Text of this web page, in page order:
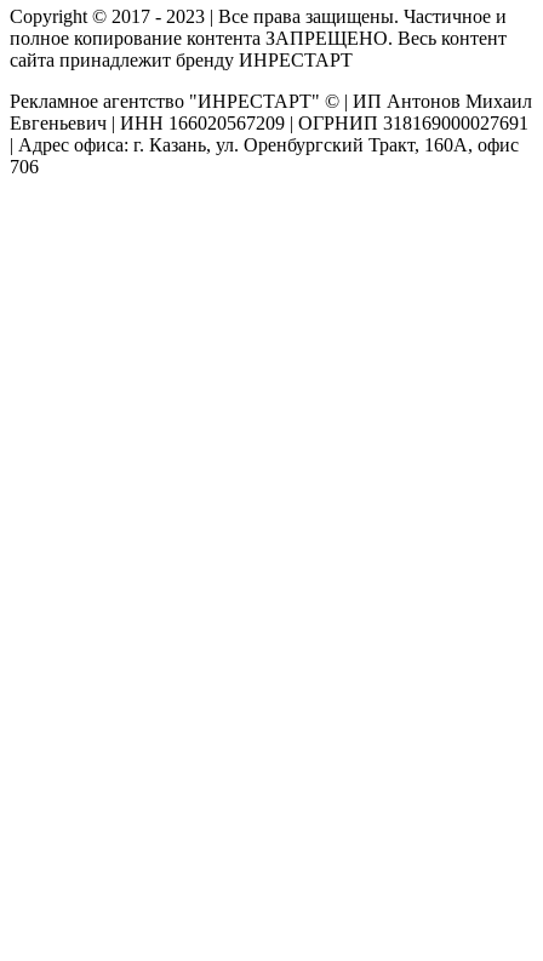
Copyright © 2017 - 2023 | Все права защищены. Частичное и
полное копирование контента ЗАПРЕЩЕНО. Весь контент
сайта принадлежит бренду ИНРЕСТАРТ
Рекламное агентство "ИНРЕСТАРТ" © | ИП Антонов Михаил
Евгеньевич | ИНН 166020567209 | ОГРНИП 318169000027691
| Адрес офиса: г. Казань, ул. Оренбургский Тракт, 160А, офис
706